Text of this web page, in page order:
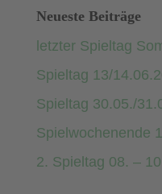
Neueste Beiträge
letzter Spieltag
Spieltag 13/
Spieltag 30.05./
Spielwochenende
2. Spieltag 08. –